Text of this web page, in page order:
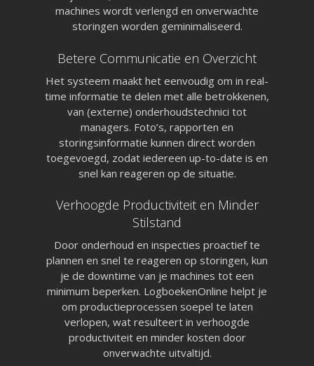
machines wordt verlengd en onverwachte
storingen worden geminimaliseerd.
Betere Communicatie en Overzicht
Het systeem maakt het eenvoudig om in real-
time informatie te delen met alle betrokkenen,
van (externe) onderhoudstechnici tot
managers. Foto’s, rapporten en
storingsinformatie kunnen direct worden
toegevoegd, zodat iedereen up-to-date is en
snel kan reageren op de situatie.
Verhoogde Productiviteit en Minder
Stilstand
Door onderhoud en inspecties proactief te
plannen en snel te reageren op storingen, kun
je de downtime van je machines tot een
minimum beperken. LogboekenOnline helpt je
om productieprocessen soepel te laten
verlopen, wat resulteert in verhoogde
productiviteit en minder kosten door
onverwachte uitvaltijd.
BMI & OAI
Legionellabeheer
Nood- en
Liftinstallaties
Informatie
Technische specificaties
Koppelingen
Over ons
Referenties
Nieuws
Webinar
Contact
Applicatie is online!
Uptime afgelopen 30
100,000%